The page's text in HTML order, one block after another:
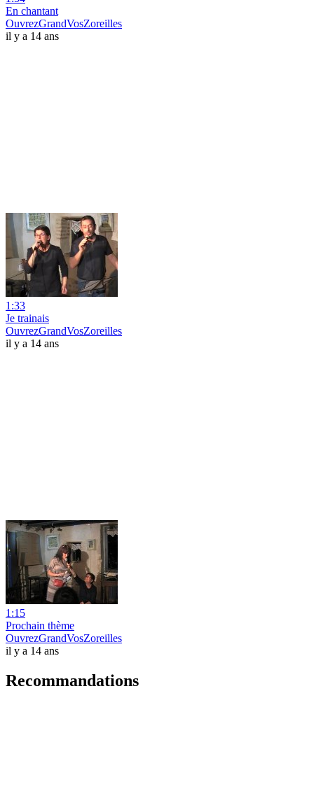
En chantant
OuvrezGrandVosZoreilles
il y a 14 ans
1:33
Je trainais
OuvrezGrandVosZoreilles
il y a 14 ans
1:15
Prochain thème
OuvrezGrandVosZoreilles
il y a 14 ans
Recommandations